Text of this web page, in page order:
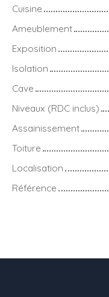
Cuisine
Ameublement
Exposition
Isolation
Cave
Niveaux (RDC inclus)
Assainissement
Toiture
Localisation
Référence